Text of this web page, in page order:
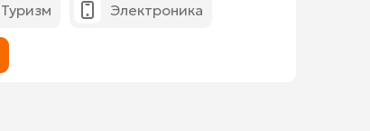
Туризм Электроника